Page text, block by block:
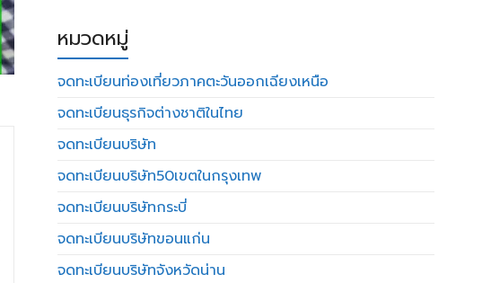
หมวดหมู่
จดทะเบียนท่องเที่ยวภาคตะวันออกเฉียงเหนือ
จดทะเบียนธุรกิจต่างชาติในไทย
จดทะเบียนบริษัท
จดทะเบียนบริษัท50เขตในกรุงเทพ
จดทะเบียนบริษัทกระบี่
จดทะเบียนบริษัทขอนแก่น
จดทะเบียนบริษัทจังหวัดน่าน